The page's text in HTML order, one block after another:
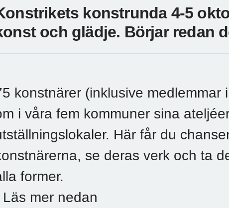
konstrunda 4-5
och glädje. Börjar redan
konstnärer (inklusive medlemmar
i våra fem kommuner sina
Här får du
se deras verk och ta
former.
Läs mer nedan